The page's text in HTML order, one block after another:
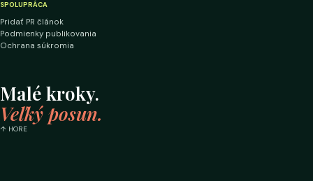
SPOLUPRÁCA
Pridať PR článok
Podmienky publikovania
Ochrana súkromia
Malé kroky.
Veľký posun.
↑ HORE